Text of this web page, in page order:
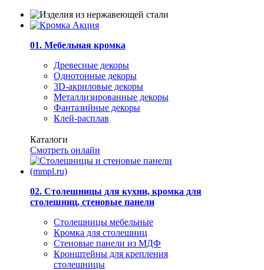
01. Мебельная кромка
Древесные декоры
Однотонные декоры
3D-акриловые декоры
Металлизированные декоры
Фантазийные декоры
Клей-расплав
Каталоги
Смотреть онлайн
02. Столешницы для кухни, кромка для
столешниц, стеновые панели
Столешницы мебельные
Кромка для столешниц
Стеновые панели из МДФ
Кронштейны для крепления
столешницы